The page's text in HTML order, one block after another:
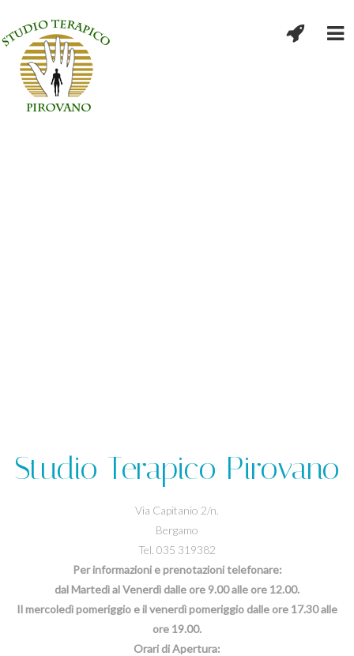
Studio Terapico Pirovano
Via Capitanio 2/n.
Bergamo
Tel. 035 319382
Per informazioni e prenotazioni telefonare:
dal Martedì al Venerdì dalle ore 9.00 alle ore 12.00.
Il mercoledì pomeriggio e il venerdì pomeriggio dalle ore 17.30 alle
ore 19.00.
Orari di Apertura: